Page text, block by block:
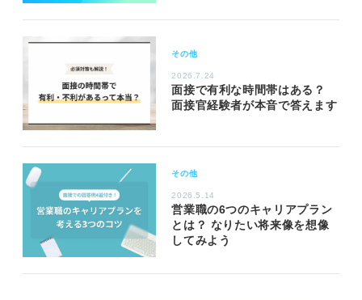
その他
2026.7.24
面接で有利な時間帯はある？
面接官経験者が本音で答えます
その他
2026.5.14
営業職の6つのキャリアプラン
とは？ なりたい将来像を想像
してみよう